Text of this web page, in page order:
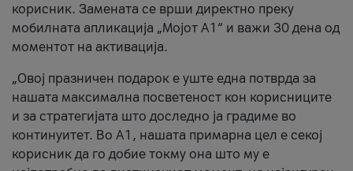
корисник. Замената се врши директно преку
мобилната апликација „Мојот А1“ и важи 30 дена од
моментот на активација.
„Овој празничен подарок е уште една потврда за
нашата максимална посветеност кон корисниците
и за стратегијата што доследно ја градиме во
континуитет. Во А1, нашата примарна цел е секој
корисник да го добие токму она што му е